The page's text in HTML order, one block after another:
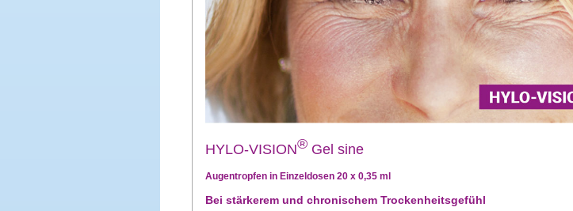
HYLO-VISION®Gel sine
Augentropfen in Einzeldosen 20 x 0,35 ml
Bei stärkerem und chronischem Trockenheitsgefühl